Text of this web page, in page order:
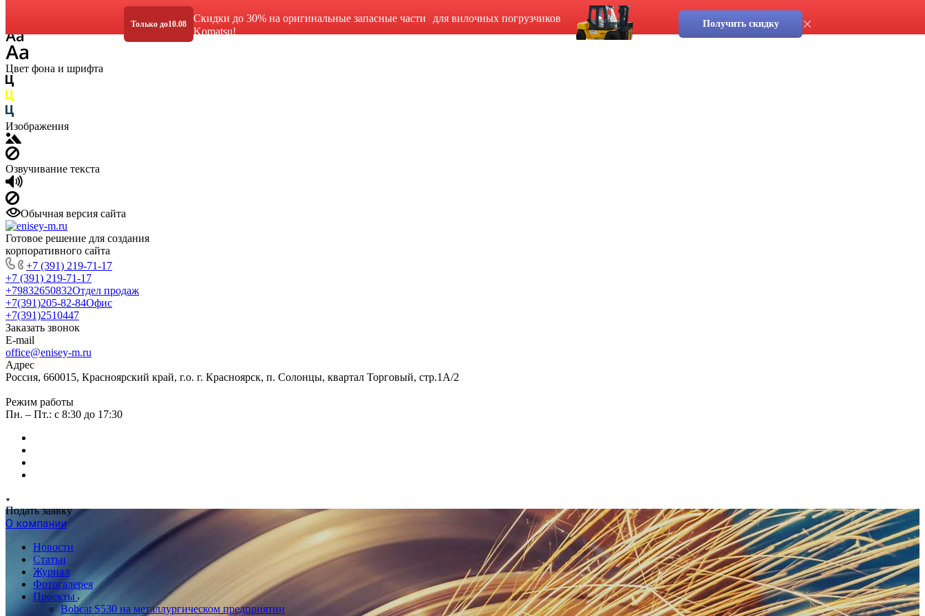
Только до10.08
Скидки до 30% на оригинальные запасные части для вилочных погрузчиков
Komatsu!
Получить скидку
Цвет фона и шрифта
Изображения
Озвучивание текста
Обычная версия сайта
Готовое решение для создания
корпоративного сайта
+7 (391) 219-71-17
+7 (391) 219-71-17
+79832650832Отдел продаж
+7(391)205-82-84Офис
+7(391)2510447
Заказать звонок
E-mail
office@enisey-m.ru
Адрес
Россия, 660015, Красноярский край, г.о. г. Красноярск, п. Солонцы, квартал Торговый, стр.1А/2
Режим работы
Пн. – Пт.: c 8:30 до 17:30
Подать заявку
О компании
Новости
Статьи
Журнал
Фотогалерея
Проекты
Bobcat S530 на металлургическом предприятии